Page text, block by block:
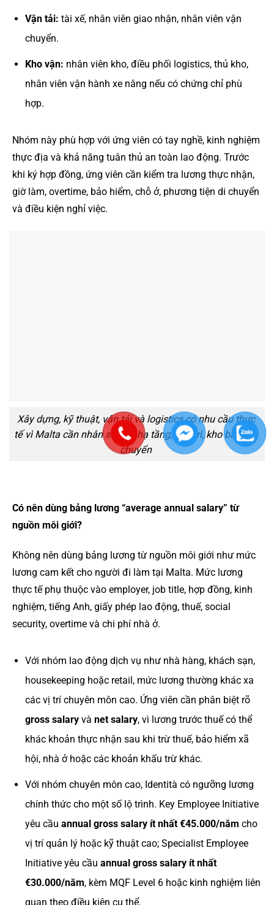
Vận tải: tài xế, nhân viên giao nhận, nhân viên vận
chuyển.
Kho vận: nhân viên kho, điều phối logistics, thủ kho,
nhân viên vận hành xe nâng nếu có chứng chỉ phù
hợp.
Nhóm này phù hợp với ứng viên có tay nghề, kinh nghiệm
thực địa và khả năng tuân thủ an toàn lao động. Trước
khi ký hợp đồng, ứng viên cần kiểm tra lương thực nhận,
giờ làm, overtime, bảo hiểm, chỗ ở, phương tiện di chuyển
và điều kiện nghỉ việc.
Xây dựng, kỹ thuật, vận tải và logistics có nhu cầu thực
tế vì Malta cần nhân sự cho hạ tầng, bảo trì, kho bãi, vận
chuyển
Có nên dùng bảng lương “average annual salary” từ
nguồn môi giới?
Không nên dùng bảng lương từ nguồn môi giới như mức
lương cam kết cho người đi làm tại Malta. Mức lương
thực tế phụ thuộc vào employer, job title, hợp đồng, kinh
nghiệm, tiếng Anh, giấy phép lao động, thuế, social
security, overtime và chi phí nhà ở.
Với nhóm lao động dịch vụ như nhà hàng, khách sạn,
housekeeping hoặc retail, mức lương thường khác xa
các vị trí chuyên môn cao. Ứng viên cần phân biệt rõ
gross salaryvà net salary, vì lương trước thuế có thể
khác khoản thực nhận sau khi trừ thuế, bảo hiểm xã
hội, nhà ở hoặc các khoản khấu trừ khác.
Với nhóm chuyên môn cao, Identità có ngưỡng lương
chính thức cho một số lộ trình. Key Employee Initiative
yêu cầu annual gross salary ít nhất €45.000/năm cho
vị trí quản lý hoặc kỹ thuật cao; Specialist Employee
Initiative yêu cầu annual gross salary ít nhất
€30.000/năm, kèm MQF Level 6 hoặc kinh nghiệm liên
quan theo điều kiện cụ thể.